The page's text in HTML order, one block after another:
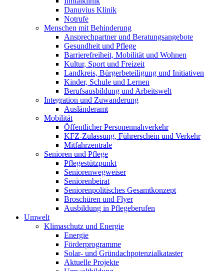
Danuvius Klinik
Notrufe
Menschen mit Behinderung
Ansprechpartner und Beratungsangebote
Gesundheit und Pflege
Barrierefreiheit, Mobilität und Wohnen
Kultur, Sport und Freizeit
Landkreis, Bürgerbeteiligung und Initiativen
Kinder, Schule und Lernen
Berufsausbildung und Arbeitswelt
Integration und Zuwanderung
Ausländeramt
Mobilität
Öffentlicher Personennahverkehr
KFZ-Zulassung, Führerschein und Verkehr
Mitfahrzentrale
Senioren und Pflege
Pflegestützpunkt
Seniorenwegweiser
Seniorenbeirat
Seniorenpolitisches Gesamtkonzept
Broschüren und Flyer
Ausbildung in Pflegeberufen
Umwelt
Klimaschutz und Energie
Energie
Förderprogramme
Solar- und Gründachpotenzialkataster
Aktuelle Projekte